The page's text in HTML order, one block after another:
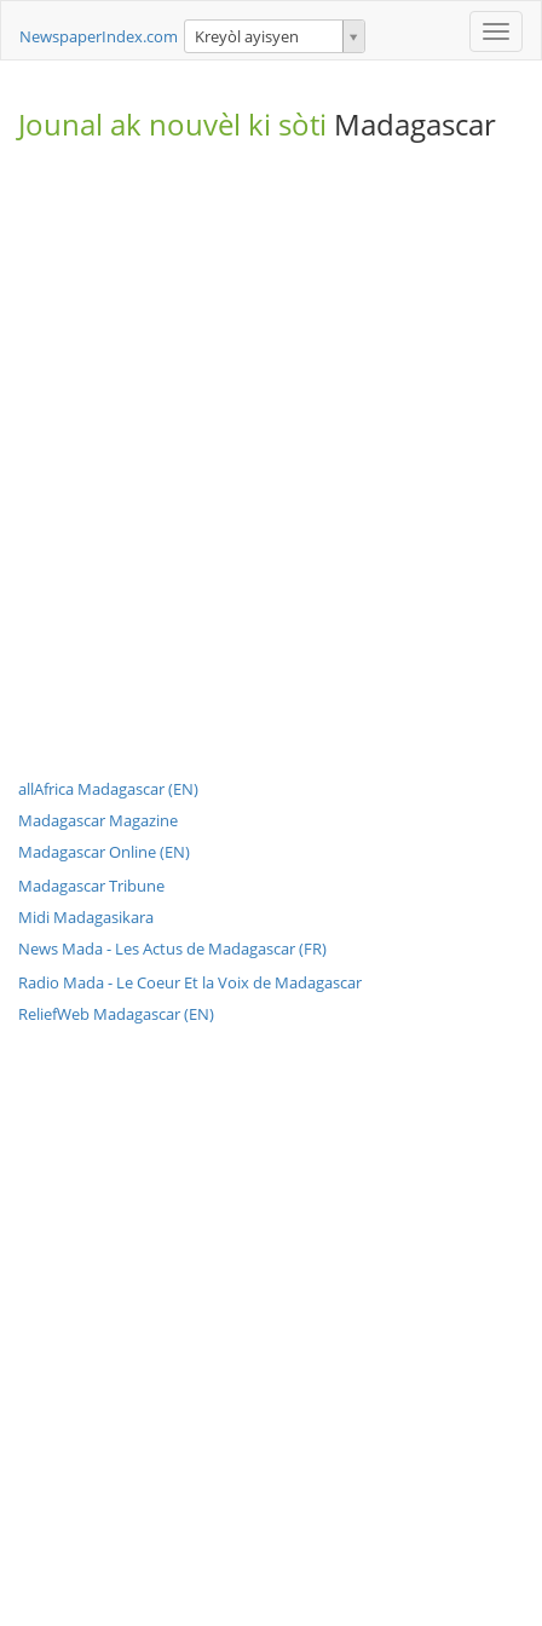
Toggle
NewspaperIndex.com Kreyòl ayisyen
Jounal ak nouvèl ki sòti Madagascar
allAfrica Madagascar (EN)
Madagascar Magazine
Madagascar Online (EN)
Madagascar Tribune
Midi Madagasikara
News Mada - Les Actus de Madagascar (FR)
Radio Mada - Le Coeur Et la Voix de Madagascar
ReliefWeb Madagascar (EN)